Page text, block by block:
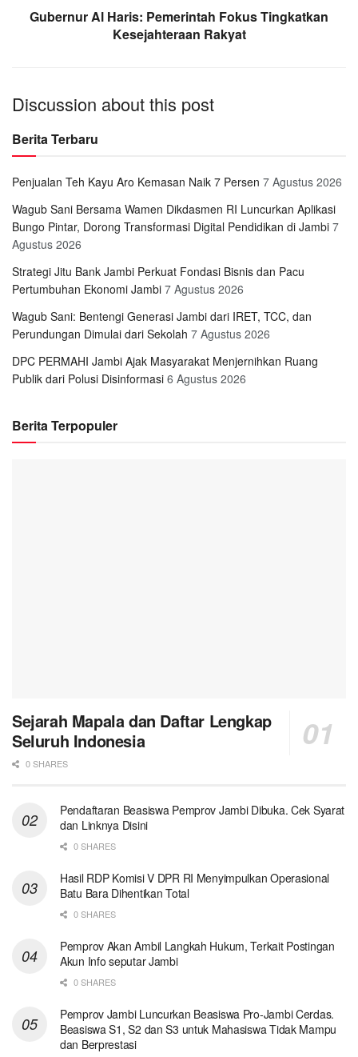
Gubernur Al Haris: Pemerintah Fokus Tingkatkan
Kesejahteraan Rakyat
Discussion about this post
Berita Terbaru
Penjualan Teh Kayu Aro Kemasan Naik 7 Persen 7 Agustus 2026
Wagub Sani Bersama Wamen Dikdasmen RI Luncurkan Aplikasi
Bungo Pintar, Dorong Transformasi Digital Pendidikan di Jambi 7
Agustus 2026
Strategi Jitu Bank Jambi Perkuat Fondasi Bisnis dan Pacu
Pertumbuhan Ekonomi Jambi 7 Agustus 2026
Wagub Sani: Bentengi Generasi Jambi dari IRET, TCC, dan
Perundungan Dimulai dari Sekolah 7 Agustus 2026
DPC PERMAHI Jambi Ajak Masyarakat Menjernihkan Ruang
Publik dari Polusi Disinformasi 6 Agustus 2026
Berita Terpopuler
Sejarah Mapala dan Daftar Lengkap
Seluruh Indonesia
0 SHARES
Pendaftaran Beasiswa Pemprov Jambi Dibuka. Cek Syarat
dan Linknya Disini
0 SHARES
Hasil RDP Komisi V DPR RI Menyimpulkan Operasional
Batu Bara Dihentikan Total
0 SHARES
Pemprov Akan Ambil Langkah Hukum, Terkait Postingan
Akun Info seputar Jambi
0 SHARES
Pemprov Jambi Luncurkan Beasiswa Pro-Jambi Cerdas.
Beasiswa S1, S2 dan S3 untuk Mahasiswa Tidak Mampu
dan Berprestasi